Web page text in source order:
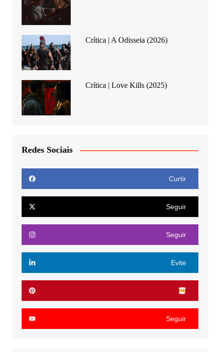
Crítica | A Odisseia (2026)
Crítica | Love Kills (2025)
Redes Sociais
Curtir
Seguir
Seguir
Evite
Seguir